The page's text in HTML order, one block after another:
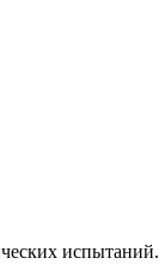
испытаний.